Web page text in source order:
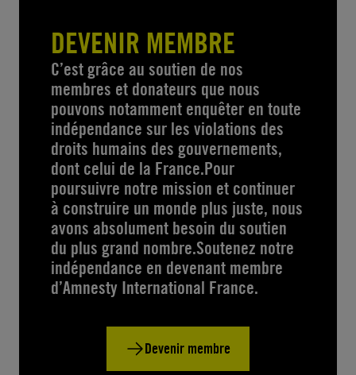
DEVENIR MEMBRE
C’est grâce au soutien de nos
membres et donateurs que nous
pouvons notamment enquêter en toute
indépendance sur les violations des
droits humains des gouvernements,
dont celui de la France.Pour
poursuivre notre mission et continuer
à construire un monde plus juste, nous
avons absolument besoin du soutien
du plus grand nombre.Soutenez notre
indépendance en devenant membre
d’Amnesty International France.
Devenir membre